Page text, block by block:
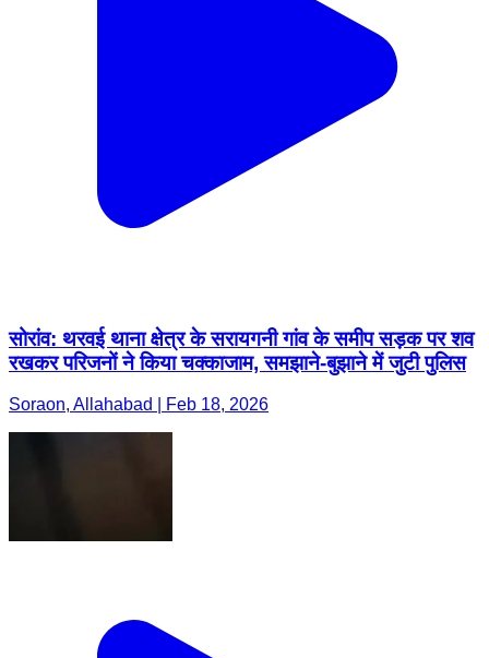
सोरांव: थरवई थाना क्षेत्र के सरायगनी गांव के समीप सड़क पर शव
रखकर परिजनों ने किया चक्काजाम, समझाने-बुझाने में जुटी पुलिस
Soraon, Allahabad | Feb 18, 2026